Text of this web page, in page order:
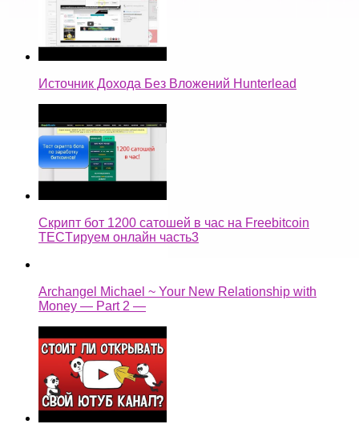
Источник Дохода Без Вложений Hunterlead
Скрипт бот 1200 сатошей в час на Freebitcoin
TECTируем онлайн часть3
Archangel Michael ~ Your New Relationship with
Money — Part 2 —